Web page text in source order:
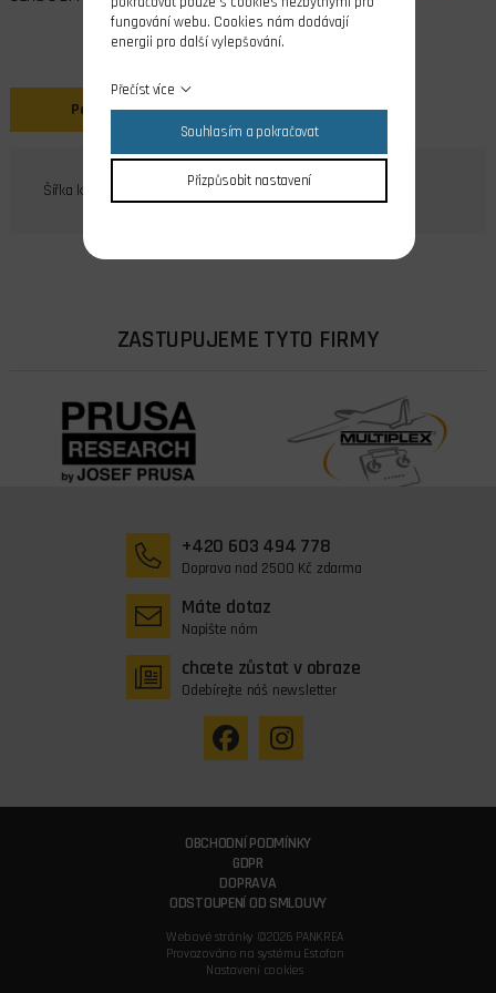
Popis
Šířka kořenu 8 mm
ZASTUPUJEME TYTO FIRMY
+420 603 494 778
Doprava nad 2500 Kč zdarma
Máte dotaz
Napište nám
chcete zůstat v obraze
Odebírejte náš newsletter
OBCHODNÍ PODMÍNKY
GDPR
DOPRAVA
ODSTOUPENÍ OD SMLOUVY
Webové stránky ©2026 PANKREA
Provozováno na systému Estofan
Nastavení cookies
fungování webu. Cookies nám dodávají
energii pro další vylepšování.
Přečíst více
Souhlasím a pokračovat
Přizpůsobit nastavení